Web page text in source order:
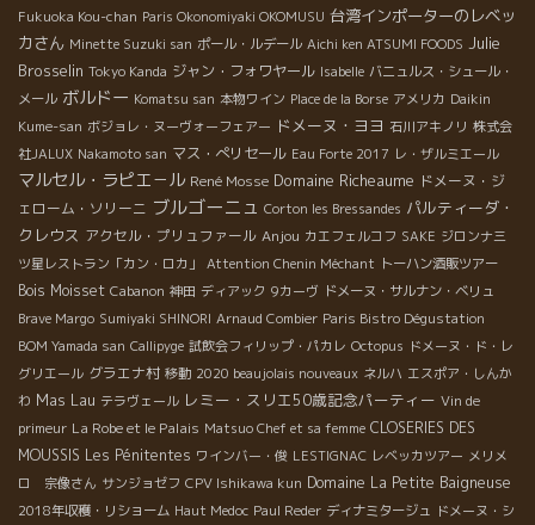
Fukuoka Kou-chan Paris Okonomiyaki OKOMUSU 台湾インポーターのレベッ
カさん Minette Suzuki san ポール・ルデール Aichi ken ATSUMI FOODS Julie
Brosselin Tokyo Kanda ジャン・フォワヤール Isabelle バニュルス・シュール・
メール ボルドー Komatsu san 本物ワイン Place de la Borse アメリカ Daikin
Kume-san ボジョレ・ヌーヴォーフェアー ドメーヌ・ヨヨ 石川アキノリ 株式会
社JALUX Nakamoto san マス・ぺリセール Eau Forte 2017 レ・ザルミエール
マルセル・ラピエ－ル René Mosse Domaine Richeaume ドメーヌ・ジ
ェローム・ソリーニ ブルゴーニュ Corton les Bressandes パルティーダ・
クレウス アクセル・プリュファール Anjou カエフェルコフ SAKE ジロンナ三
ツ星レストラン「カン・ロカ」
Attention Chenin Méchant トーハン酒販ツアー
Bois Moisset Cabanon 神田 ディアック 9カーヴ ドメーヌ・サルナン・ベリュ
Brave Margo Sumiyaki SHINORI Arnaud Combier Paris Bistro Dégustation
BOM Yamada san Callipyge 試飲会フィリップ・パカレ Octopus ドメーヌ・ド・レ
グリエール グラエナ村 移動 2020 beaujolais nouveaux ネルハ エスポア・しんか
わ Mas Lau テラヴェール レミー・スリエ50歳記念パーティー Vin de
primeur La Robe et le Palais Matsuo Chef et sa femme CLOSERIES DES
MOUSSIS Les Pénitentes ワインバー・俊 LESTIGNAC レベッカツアー メリメ
ロ 宗像さん サンジョゼフ CPV Ishikawa kun Domaine La Petite Baigneuse
2018年収穫・リショーム Haut Medoc Paul Reder ディナミタージュ ドメーヌ・シ